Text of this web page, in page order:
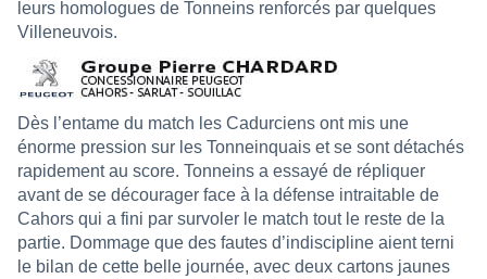
leurs homologues de Tonneins renforcés par quelques
Villeneuvois.
Dès l’entame du match les Cadurciens ont mis une
énorme pression sur les Tonneinquais et se sont détachés
rapidement au score. Tonneins a essayé de répliquer
avant de se décourager face à la défense intraitable de
Cahors qui a fini par survoler le match tout le reste de la
partie. Dommage que des fautes d’indiscipline aient terni
le bilan de cette belle journée, avec deux cartons jaunes